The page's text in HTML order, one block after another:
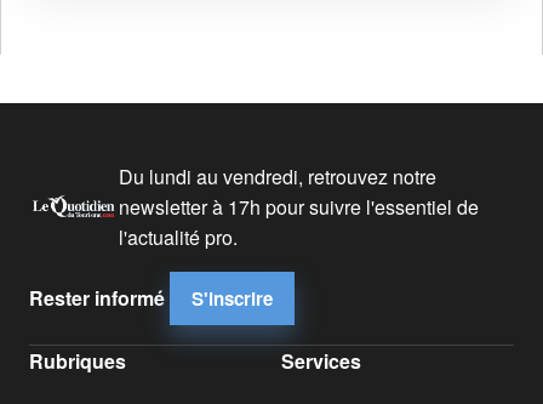
Du lundi au vendredi, retrouvez notre
newsletter à 17h pour suivre l'essentiel de
l'actualité pro.
Rester informé S'inscrire
Rubriques Services